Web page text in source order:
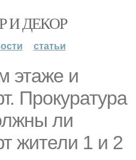
И ДЕКОР
статьи
этаже и
Прокуратура
ли
жители 1 и 2